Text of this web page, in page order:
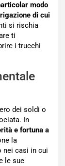
modo
di cui
si rischia
ti
i trucchi
dei soldi o
In
e fortuna a
la
nei casi in cui
le sue